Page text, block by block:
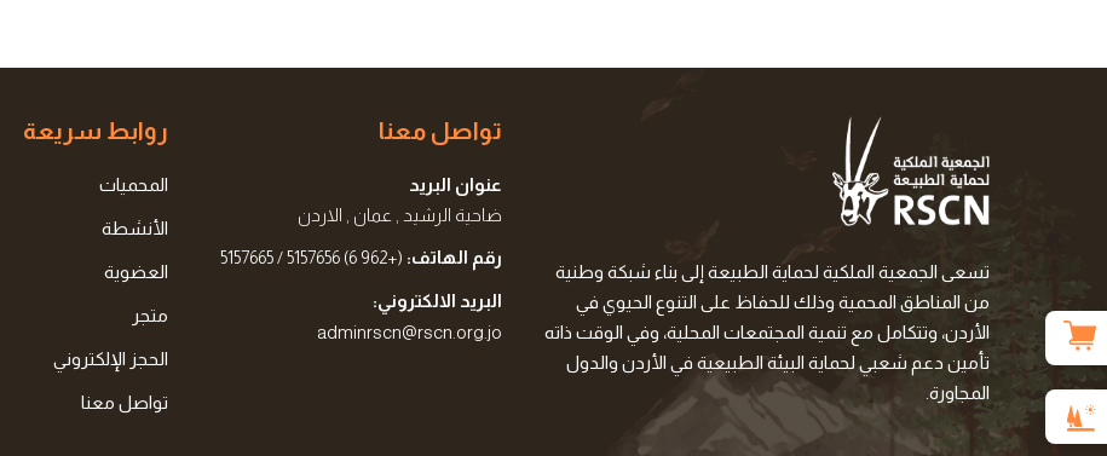
تسعى الجمعية الملكية لحماية الطبيعة إلى بناء شبكة وطنية
من المناطق المحمية وذلك للحفاظ على التنوع الحيوي في
الأردن، وتتكامل مع تنمية المجتمعات المحلية، وفي الوقت ذاته
تأمين دعم شعبي لحماية البيئة الطبيعية في الأردن والدول
المجاورة.
تواصل معنا
عنوان البريد
ضاحية الرشيد , عمان , الاردن
رقم الهاتف: (+962 6) 5157656 / 5157665
البريد الالكتروني:
adminrscn@rscn.org.jo
روابط سريعة
المحميات
الأنشطة
العضوية
متجر
الحجز الإلكتروني
تواصل معنا